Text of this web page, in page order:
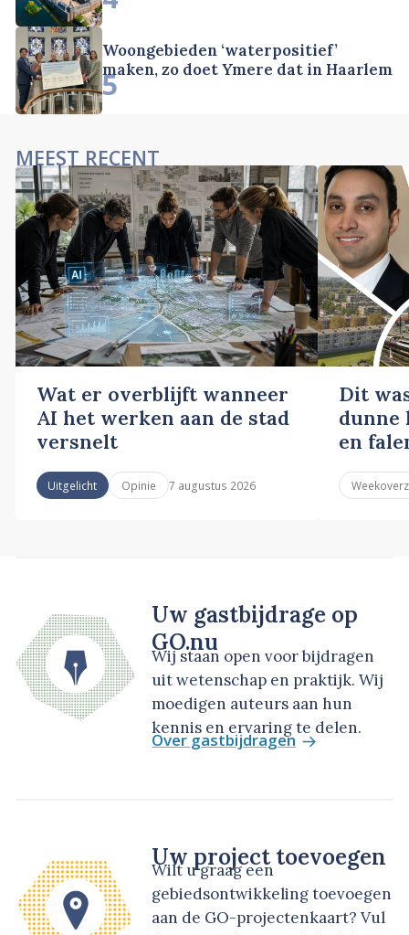
Woongebieden ‘waterpositief’
maken, zo doet Ymere dat in Haarlem
5
MEEST RECENT
Wat er overblijft wanneer
AI het werken aan de stad
versnelt
Uitgelicht Opinie 7 augustus 2026
Dit
dunne
en
Uw gastbijdrage op
GO.nu
Wij staan open voor bijdragen
uit wetenschap en praktijk. Wij
moedigen auteurs aan hun
kennis en ervaring te delen.
Over gastbijdragen
Uw project toevoegen
Wilt u graag een
gebiedsontwikkeling toevoegen
aan de GO-projectenkaart? Vul